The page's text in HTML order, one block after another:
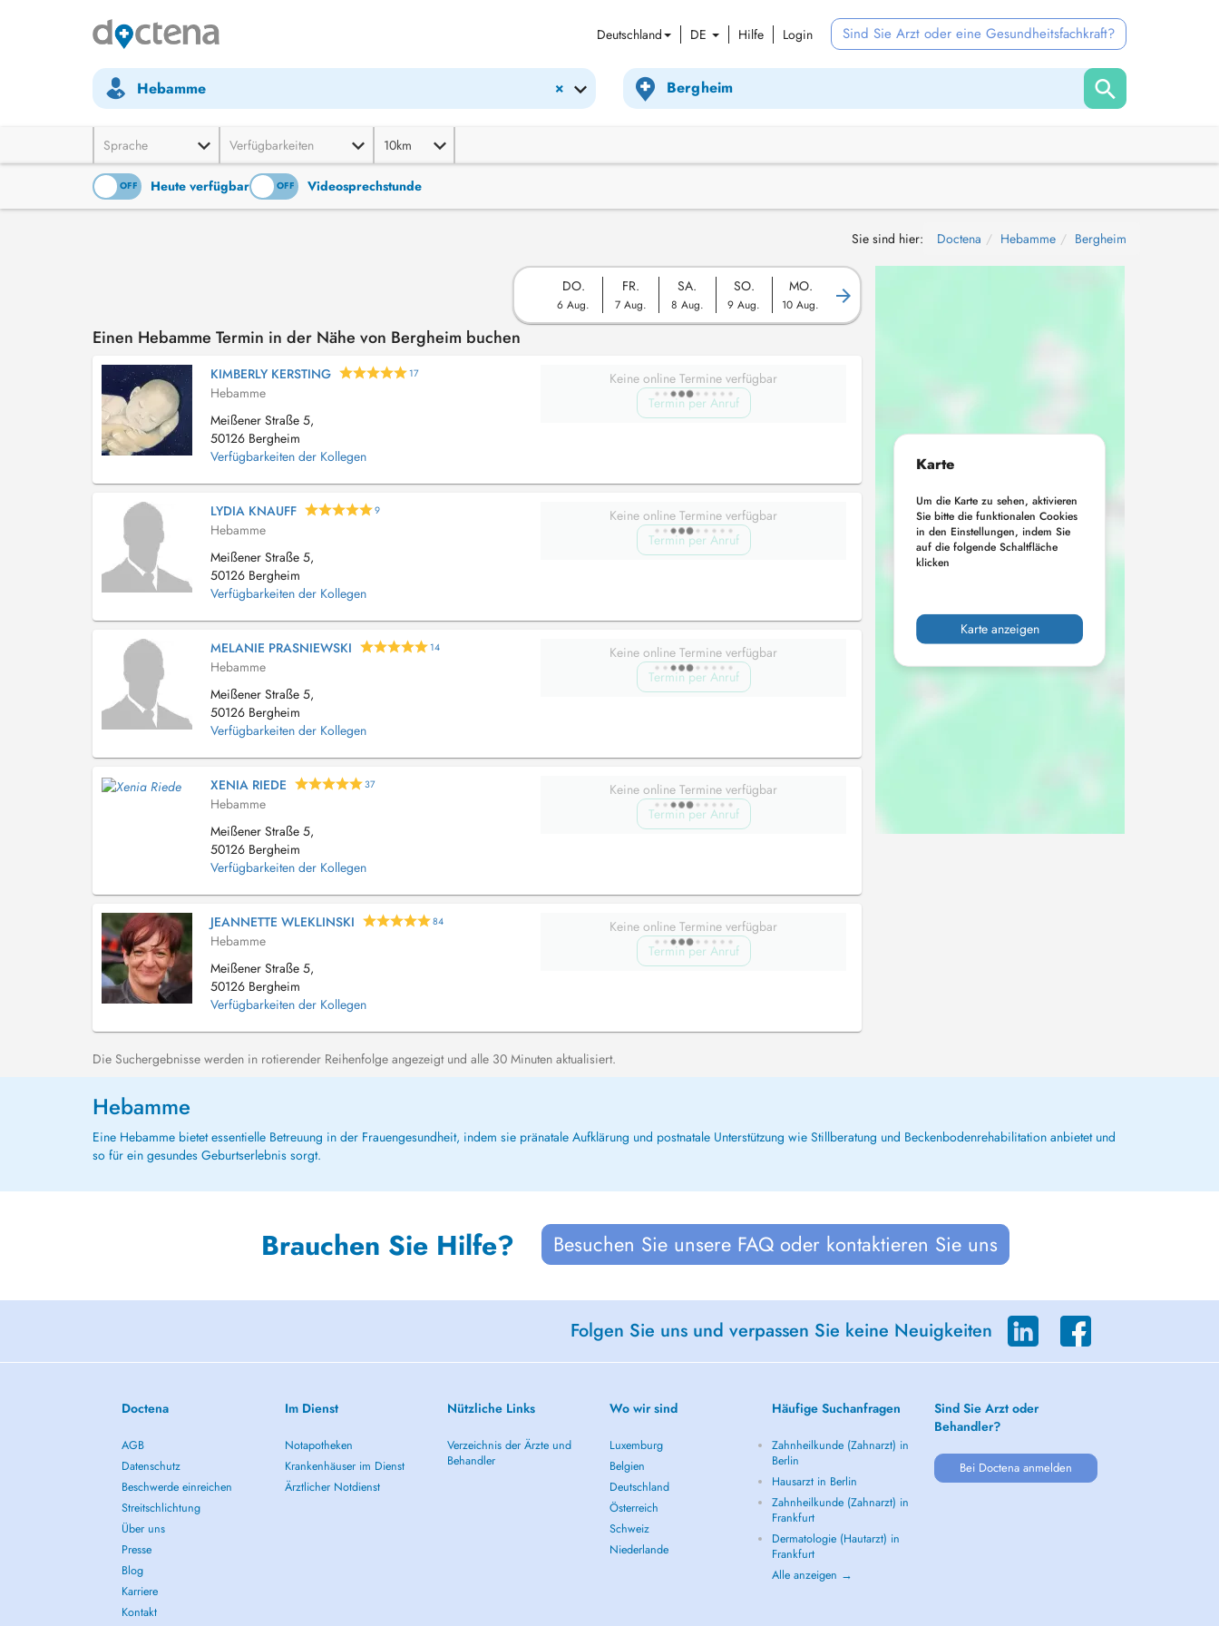
Deutschland DE Hilfe Login Sind Sie Arzt oder eine Gesundheitsfachkraft?
×
Hebamme
Sprache Verfügbarkeiten 10km
OFF Heute verfügbar
ON OFF Videosprechstunde
Sie sind hier: Doctena Hebamme Bergheim
DO.
6 Aug.
FR.
7 Aug.
SA.
8 Aug.
SO.
9 Aug.
MO.
10 Aug.
Einen Hebamme Termin in der Nähe von Bergheim buchen
KIMBERLY KERSTING 17
Hebamme
Meißener Straße 5,
50126 Bergheim
Verfügbarkeiten der Kollegen
Keine online Termine verfügbar
Termin per Anruf
LYDIA KNAUFF 9
Hebamme
Meißener Straße 5,
50126 Bergheim
Verfügbarkeiten der Kollegen
Keine online Termine verfügbar
Termin per Anruf
MELANIE PRASNIEWSKI 14
Hebamme
Meißener Straße 5,
50126 Bergheim
Verfügbarkeiten der Kollegen
Keine online Termine verfügbar
Termin per Anruf
XENIA RIEDE 37
Hebamme
Meißener Straße 5,
50126 Bergheim
Verfügbarkeiten der Kollegen
Keine online Termine verfügbar
Termin per Anruf
JEANNETTE WLEKLINSKI 84
Hebamme
Meißener Straße 5,
50126 Bergheim
Verfügbarkeiten der Kollegen
Keine online Termine verfügbar
Termin per Anruf
Die Suchergebnisse werden in rotierender Reihenfolge angezeigt und alle 30 Minuten aktualisiert.
Karte
Um die Karte zu sehen, aktivieren
Sie bitte die funktionalen Cookies
in den Einstellungen, indem Sie
auf die folgende Schaltfläche
klicken
Karte anzeigen
Hebamme
Eine Hebamme bietet essentielle Betreuung in der Frauengesundheit, indem sie pränatale Aufklärung und postnatale Unterstützung wie Stillberatung und Beckenbodenrehabilitation anbietet und
so für ein gesundes Geburtserlebnis sorgt.
Brauchen Sie Hilfe? Besuchen Sie unsere FAQ oder kontaktieren Sie uns
Folgen Sie uns und verpassen Sie keine Neuigkeiten
Doctena
AGB
Datenschutz
Beschwerde einreichen
Streitschlichtung
Über uns
Presse
Blog
Karriere
Kontakt
Im Dienst
Notapotheken
Krankenhäuser im Dienst
Ärztlicher Notdienst
Nützliche Links
Verzeichnis der Ärzte und
Behandler
Wo wir sind
Luxemburg
Belgien
Deutschland
Österreich
Schweiz
Niederlande
Häufige Suchanfragen
Zahnheilkunde (Zahnarzt) in
Berlin
Hausarzt in Berlin
Zahnheilkunde (Zahnarzt) in
Frankfurt
Dermatologie (Hautarzt) in
Frankfurt
Alle anzeigen →
Sind Sie Arzt oder
Behandler?
Bei Doctena anmelden